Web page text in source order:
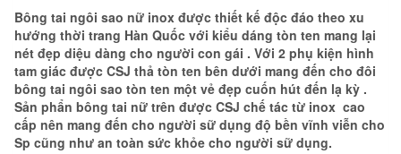
Bông tai ngôi sao nữ inox được thiết kế độc đáo theo xu
hướng thời trang Hàn Quốc với kiểu dáng tòn ten mang lại
nét đẹp diệu dàng cho người con gái . Với 2 phụ kiện hình
tam giác được CSJ thả tòn ten bên dưới mang đến cho đôi
bông tai ngôi sao tòn ten một vẻ đẹp cuốn hút đến lạ kỳ .
Sản phẩn bông tai nữ trên được CSJ chế tác từ inox cao
cấp nên mang đến cho người sữ dụng độ bền vĩnh viễn cho
Sp cũng như an toàn sức khỏe cho người sữ dụng.